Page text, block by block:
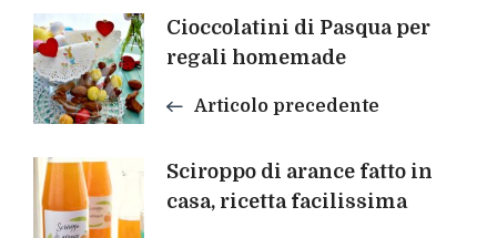
Navigazione
articoli
Cioccolatini di Pasqua per
regali homemade
Articolo precedente
Sciroppo di arance fatto in
casa, ricetta facilissima